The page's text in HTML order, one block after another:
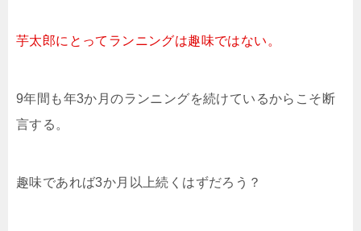
芋太郎にとってランニングは趣味ではない。
9年間も年3か月のランニングを続けているからこそ断
言する。
趣味であれば3か月以上続くはずだろう？